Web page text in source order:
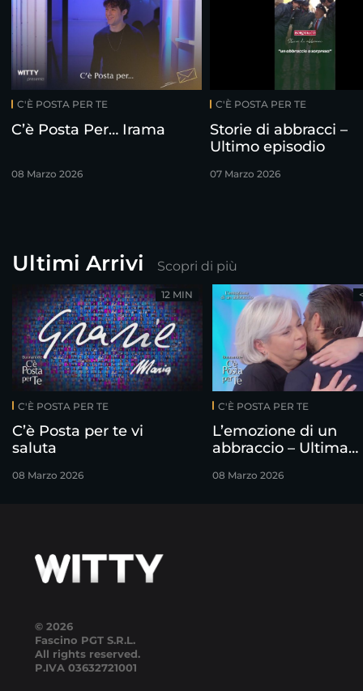
C'È POSTA PER TE
C’è Posta Per… Irama
08 Marzo 2026
C'È POSTA PER TE
Storie di abbracci –
Ultimo episodio
07 Marzo 2026
Ultimi Arrivi Scopri di più
C'È POSTA PER TE
C’è Posta per te vi
saluta
08 Marzo 2026
12 MIN
C'È POSTA PER TE
L’emozione di un
abbraccio – Ultima
08 Marzo 2026
© 2026
Fascino PGT S.R.L.
All rights reserved.
P.IVA 03632721001